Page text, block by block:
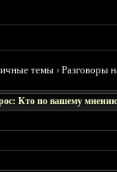
темы ›Разговоры
Кто по вашему